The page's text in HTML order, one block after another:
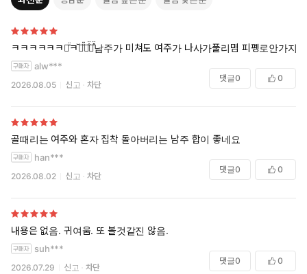
ㅋㅋㅋㅋㅋㅋㅋ̄̈ㅋ꙼̈ㅋ̆̎ㅋ̐̈ㅋ̊̈남주가 미쳐도 여주가 나사가풀리몀 피폥로안가지
alw***
2026.08.05 신고 차단
댓글0 0
골때리는 여주와 혼자 집착 돌아버리는 남주 합이 좋네요
han***
2026.08.02 신고 차단
댓글0 0
내용은 없음. 귀여움. 또 볼것같진 않음.
suh***
2026.07.29 신고 차단
댓글0 0